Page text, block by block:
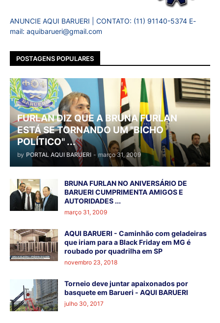
ANUNCIE AQUI BARUERI | CONTATO: (11) 91140-5374 E-
mail: aquibarueri@gmail.com
POSTAGENS POPULARES
FURLAN DIZ QUE A BRUNA FURLAN
ESTÁ SE TORNANDO UM "BICHO
POLÍTICO" ...
by PORTAL AQUI BARUERI - março 31, 2009
BRUNA FURLAN NO ANIVERSÁRIO DE
BARUERI CUMPRIMENTA AMIGOS E
AUTORIDADES ...
março 31, 2009
AQUI BARUERI - Caminhão com geladeiras
que iriam para a Black Friday em MG é
roubado por quadrilha em SP
novembro 23, 2018
Torneio deve juntar apaixonados por
basquete em Barueri - AQUI BARUERI
julho 30, 2017